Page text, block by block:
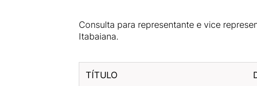
Consulta para representante e vice
Itabaiana.
TÍTULO